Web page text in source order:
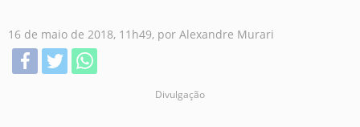
16 de maio de 2018, 11h49, por Alexandre Murari
Divulgação